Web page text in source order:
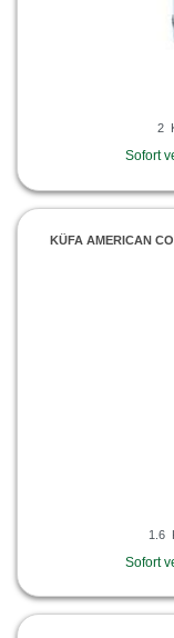
2
Sofort
KÜFA AMERICAN
1.6
Sofort